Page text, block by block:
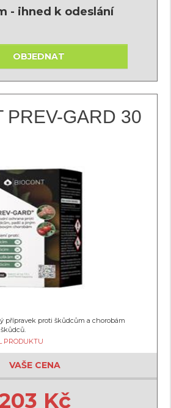
- ihned k odeslání
OBJEDNAT
PREV-GARD 30
přípravek proti škůdcům a chorobám
PRODUKTU
VAŠE CENA
Kč